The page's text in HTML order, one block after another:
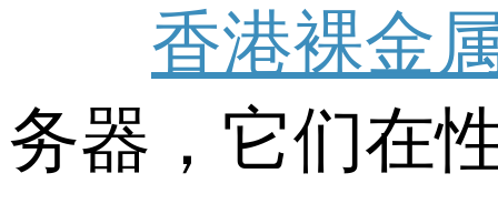
香港裸金
务器，它们在